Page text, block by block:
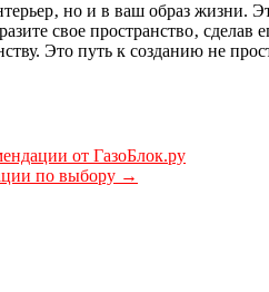
но и в ваш образ жизни.
свое пространство‚
Это путь к созданию не
от ГазоБлок.ру
по выбору →